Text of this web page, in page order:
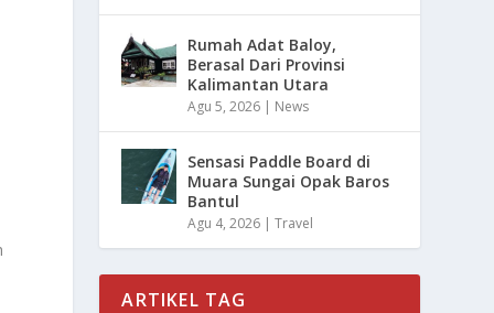
Rumah Adat Baloy,
Berasal Dari Provinsi
Kalimantan Utara
Agu 5, 2026 | News
Sensasi Paddle Board di
Muara Sungai Opak Baros
Bantul
Agu 4, 2026 |Travel
ARTIKEL TAG